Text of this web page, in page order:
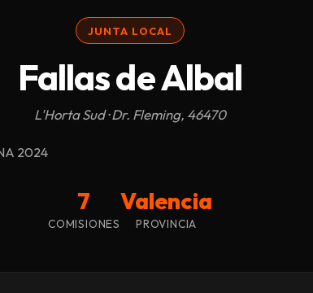
JUNTA LOCAL
Fallas de Albal
L'Horta Sud · Dr. Fleming, 46470
2024
7
COMISIONES
Valencia
PROVINCIA